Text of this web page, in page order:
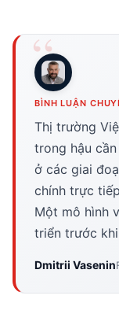
BÌNH LUẬN
Thị trường
trong hậu
ở các giai
chính trực
Một mô hình
triển trước
Dmitrii Vasenin